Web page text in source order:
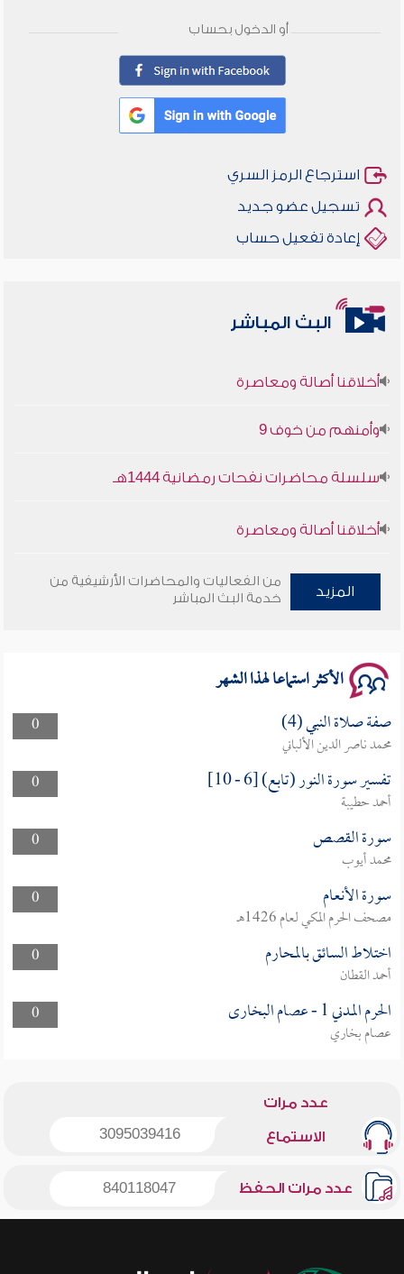
أو الدخول بحساب
استرجاع الرمز السري
تسجيل عضو جديد
إعادة تفعيل حساب
البث المباشر
سلسلة محاضرات نفحات رمضانية 1444هـ
المزيد
من الفعاليات والمحاضرات الأرشيفية من
خدمة البث المباشر
الأكثر استماعا لهذا الشهر
0 صفة صلاة النبي (4)
محمد ناصر الدين الألباني
0
تفسير سورة النور (تابع) [6 - 10]
أحمد حطيبة
0
سورة القصص
محمد أيوب
0
سورة الأنعام
مصحف الحرم المكي لعام 1426هـ
0
اختلاط السائق بالمحارم
أحمد القطان
0
الحرم المدني 1 - عصام البخارى
عصام بخاري
عدد مرات
الاستماع 3095039416
عدد مرات الحفظ 840118047